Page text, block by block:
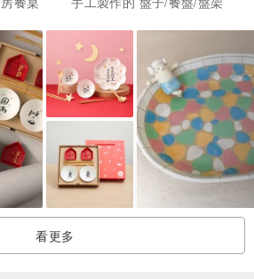
x 1.5cm
寸存在加減0.5cm的誤差
看更多